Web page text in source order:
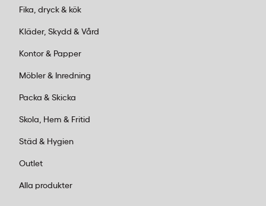
Fika, dryck & kök
Kläder, Skydd & Vård
Kontor & Papper
Möbler & Inredning
Packa & Skicka
Skola, Hem & Fritid
Städ & Hygien
Outlet
Alla produkter